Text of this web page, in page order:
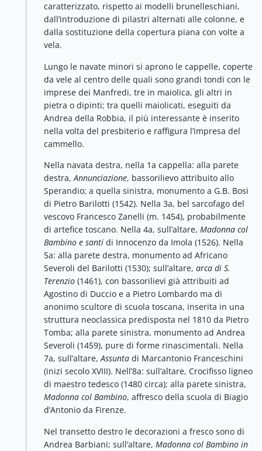
caratterizzato, rispetto ai modelli brunelleschiani,
dall’introduzione di pilastri alternati alle colonne, e
dalla sostituzione della copertura piana con volte a
vela.
Lungo le navate minori si aprono le cappelle, coperte
da vele al centro delle quali sono grandi tondi con le
imprese dei Manfredi, tre in maiolica, gli altri in
pietra o dipinti; tra quelli maiolicati, eseguiti da
Andrea della Robbia, il più interessante è inserito
nella volta del presbiterio e raffigura l’impresa del
cammello.
Nella navata destra, nella 1a cappella: alla parete
destra,Annunciazione, bassorilievo attribuito allo
Sperandio; a quella sinistra, monumento a G.B. Bosi
di Pietro Barilotti (1542). Nella 3a, bel sarcofago del
vescovo Francesco Zanelli (m. 1454), probabilmente
di artefice toscano. Nella 4a, sull’altare, Madonna col
Bambino e santi di Innocenzo da Imola (1526). Nella
5a: alla parete destra, monumento ad Africano
Severoli del Barilotti (1530); sull’altare, arca di S.
Terenzio (1461), con bassorilievi già attribuiti ad
Agostino di Duccio e a Pietro Lombardo ma di
anonimo scultore di scuola toscana, inserita in una
struttura neoclassica predisposta nel 1810 da Pietro
Tomba; alla parete sinistra, monumento ad Andrea
Severoli (1459), pure di forme rinascimentali. Nella
7a, sull’altare,Assunta di Marcantonio Franceschini
(inizi secolo XVIII). Nell’8a: sull’altare, Crocifisso ligneo
di maestro tedesco (1480 circa); alla parete sinistra,
Madonna col Bambino, affresco della scuola di Biagio
d’Antonio da Firenze.
Nel transetto destro le decorazioni a fresco sono di
Andrea Barbiani; sull’altare, Madonna col Bambino in